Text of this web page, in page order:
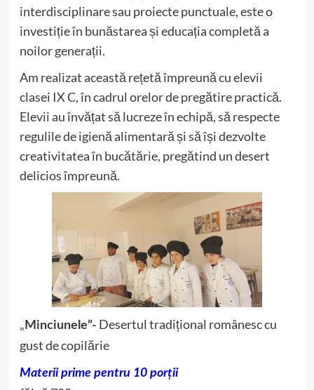
interdisciplinare sau proiecte punctuale, este o
investiție în bunăstarea și educația completă a
noilor generații.
Am realizat această rețetă împreună cu elevii
clasei IX C, în cadrul orelor de pregătire practică.
Elevii au învățat să lucreze în echipă, să respecte
regulile de igienă alimentară și să își dezvolte
creativitatea în bucătărie, pregătind un desert
delicios împreună.
„ Minciunele”- Desertul tradițional românesc cu
gust de copilărie
Materii prime pentru 10 porții